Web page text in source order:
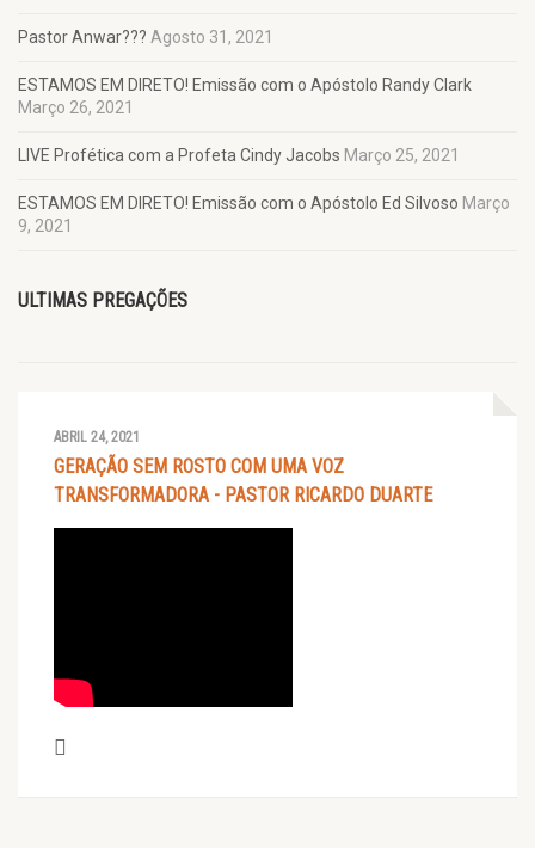
Pastor Anwar??? Agosto 31, 2021
ESTAMOS EM DIRETO! Emissão com o Apóstolo Randy Clark
Março 26, 2021
LIVE Profética com a Profeta Cindy Jacobs Março 25, 2021
ESTAMOS EM DIRETO! Emissão com o Apóstolo Ed Silvoso Março
9, 2021
ULTIMAS PREGAÇÕES
ABRIL 24, 2021
GERAÇÃO SEM ROSTO COM UMA VOZ
TRANSFORMADORA - PASTOR RICARDO DUARTE